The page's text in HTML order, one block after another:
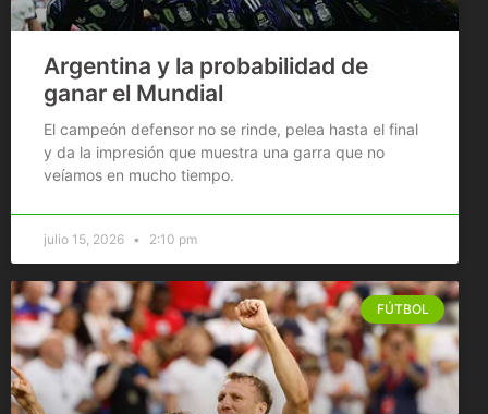
Argentina y la probabilidad de
ganar el Mundial
El campeón defensor no se rinde, pelea hasta el final
y da la impresión que muestra una garra que no
veíamos en mucho tiempo.
julio 15, 2026 2:10 pm
FÚTBOL